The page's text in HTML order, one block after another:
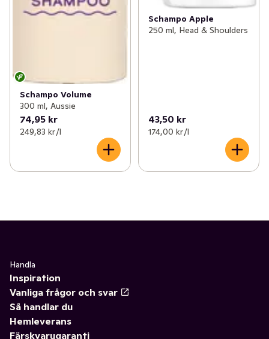
Schampo Volume
300 ml, Aussie
74,95 kr
249,83 kr /l
Schampo Apple
250 ml, Head & Shoulders
43,50 kr
174,00 kr /l
Handla
Inspiration
Vanliga frågor och svar
Så handlar du
Hemleverans
Färskvarugaranti